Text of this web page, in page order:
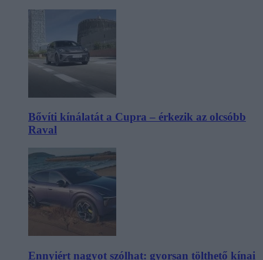
Bővíti kínálatát a Cupra – érkezik az olcsóbb
Raval
Ennyiért nagyot szólhat: gyorsan tölthető kínai